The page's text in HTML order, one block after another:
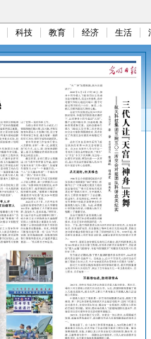
科技 教育 经济 生活